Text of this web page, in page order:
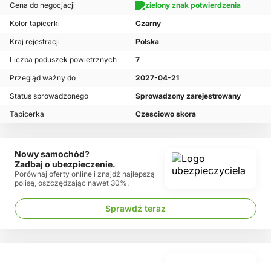
Cena do negocjacji
Kolor tapicerki
Czarny
Kraj rejestracji
Polska
Liczba poduszek powietrznych
7
Przegląd ważny do
2027-04-21
Status sprowadzonego
Sprowadzony zarejestrowany
Tapicerka
Czesciowo skora
Nowy samochód?
Zadbaj o ubezpieczenie.
Porównaj oferty online i znajdź najlepszą
polisę, oszczędzając nawet 30%.
Sprawdź teraz